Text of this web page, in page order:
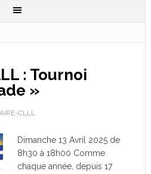
: Tournoi
»
CLLL
Dimanche 13 Avril 2025 de
8h30 à 18h00 Comme
chaque année, depuis 17